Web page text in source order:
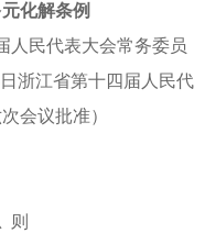
化解条例
人民代表大会常务委员
浙江省第十四届人民代
会议批准）
则